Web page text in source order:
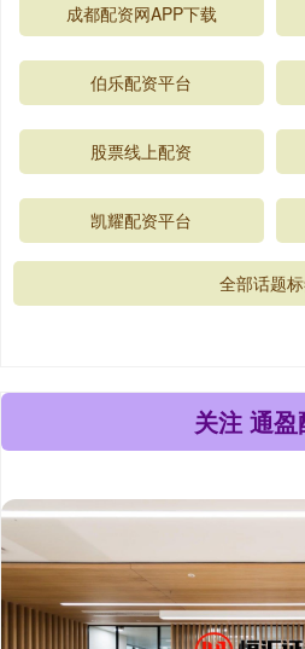
成都配资网APP下载
伯乐配资平台
股票线上配资
凯耀配资平台
全部话题
关注 通盈